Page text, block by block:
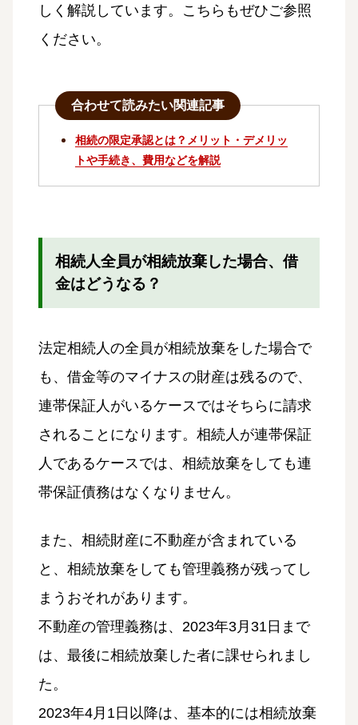
しく解説しています。こちらもぜひご参照
ください。
合わせて読みたい関連記事
相続の限定承認とは？メリット・デメリッ
トや手続き、費用などを解説
相続人全員が相続放棄した場合、借
金はどうなる？
法定相続人の全員が相続放棄をした場合で
も、借金等のマイナスの財産は残るので、
連帯保証人がいるケースではそちらに請求
されることになります。相続人が連帯保証
人であるケースでは、相続放棄をしても連
帯保証債務はなくなりません。
また、相続財産に不動産が含まれている
と、相続放棄をしても管理義務が残ってし
まうおそれがあります。
不動産の管理義務は、2023年3月31日まで
は、最後に相続放棄した者に課せられまし
た。
2023年4月1日以降は、基本的には相続放棄